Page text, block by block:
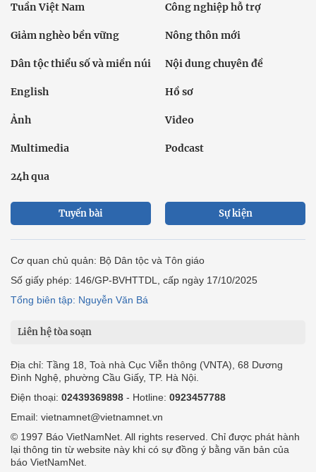
Tuần Việt Nam Công nghiệp hỗ trợ
Giảm nghèo bền vững Nông thôn mới
Dân tộc thiểu số và miền núi Nội dung chuyên đề
English Hồ sơ
Ảnh Video
Multimedia Podcast
24h qua
Tuyến bài Sự kiện
Cơ quan chủ quản: Bộ Dân tộc và Tôn giáo
Số giấy phép: 146/GP-BVHTTDL, cấp ngày 17/10/2025
Tổng biên tập: Nguyễn Văn Bá
Liên hệ tòa soạn
Địa chỉ: Tầng 18, Toà nhà Cục Viễn thông (VNTA), 68 Dương
Đình Nghệ, phường Cầu Giấy, TP. Hà Nội.
Điện thoại: 02439369898 - Hotline: 0923457788
Email: vietnamnet@vietnamnet.vn
© 1997 Báo VietNamNet. All rights reserved. Chỉ được phát hành
lại thông tin từ website này khi có sự đồng ý bằng văn bản của
báo VietNamNet.